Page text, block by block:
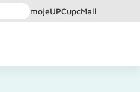
mojeUPCupcMail